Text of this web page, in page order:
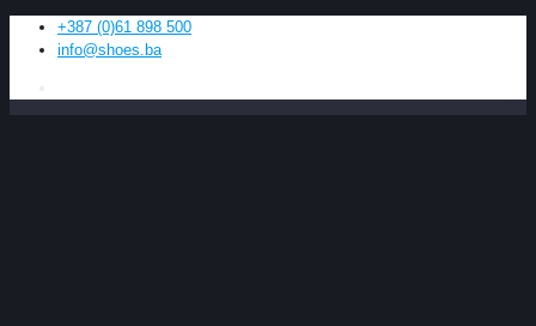
+387 (0)61 898 500
info@shoes.ba